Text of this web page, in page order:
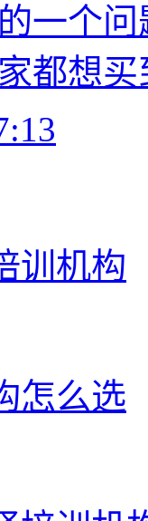
一个
都想
训机构
怎么选